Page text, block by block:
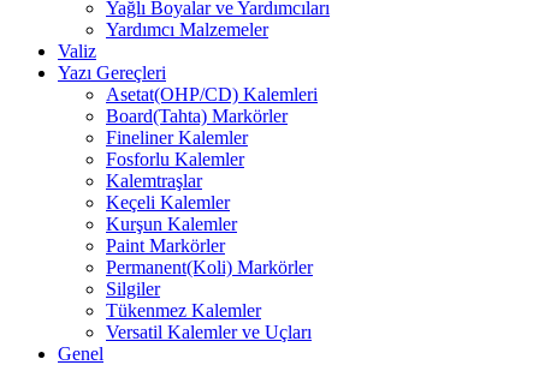
Yağlı Boyalar ve Yardımcıları
Yardımcı Malzemeler
Valiz
Yazı Gereçleri
Asetat(OHP/CD) Kalemleri
Board(Tahta) Markörler
Fineliner Kalemler
Fosforlu Kalemler
Kalemtraşlar
Keçeli Kalemler
Kurşun Kalemler
Paint Markörler
Permanent(Koli) Markörler
Silgiler
Tükenmez Kalemler
Versatil Kalemler ve Uçları
Genel